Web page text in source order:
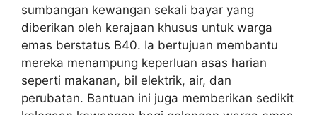
sumbangan kewangan sekali bayar yang
diberikan oleh kerajaan khusus untuk warga
emas berstatus B40. Ia bertujuan membantu
mereka menampung keperluan asas harian
seperti makanan, bil elektrik, air, dan
perubatan. Bantuan ini juga memberikan sedikit